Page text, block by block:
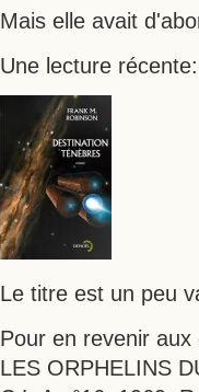
Mais elle avait
Une lecture récente:
Le titre est un peu
Pour en revenir
LES ORPHELINS